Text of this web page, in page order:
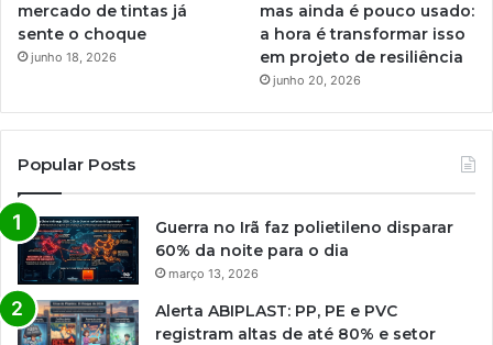
mercado de tintas já
sente o choque
junho 18, 2026
mas ainda é pouco usado:
a hora é transformar isso
em projeto de resiliência
junho 20, 2026
Popular Posts
Guerra no Irã faz polietileno disparar
60% da noite para o dia
março 13, 2026
Alerta ABIPLAST: PP, PE e PVC
registram altas de até 80% e setor